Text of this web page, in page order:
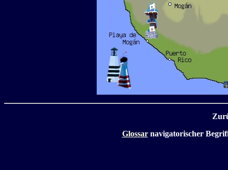
Glossarnavigatorischer